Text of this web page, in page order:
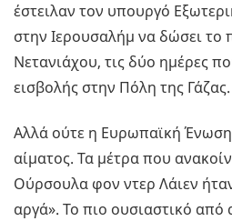
έστειλαν τον υπουργό
στην Ιερουσαλήμ να δώσει το
Νετανιάχου, τις δύο ημέρες
εισβολής στην Πόλη της Γάζας.
Αλλά ούτε η Ευρωπαϊκή
αίματος. Τα μέτρα που
Ούρσουλα φον ντερ Λάιεν
αργά». Το πιο ουσιαστικό